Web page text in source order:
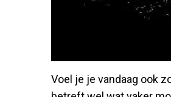
Voel je je vandaag ook